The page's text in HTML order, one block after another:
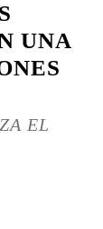
UNA
EL